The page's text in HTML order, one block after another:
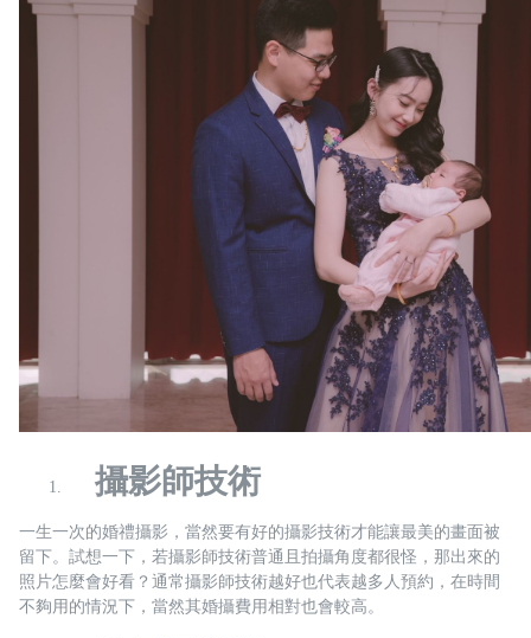
攝影師技術
一生一次的婚禮攝影，當然要有好的攝影技術才能讓最美的畫面被
留下。試想一下，若攝影師技術普通且拍攝角度都很怪，那出來的
照片怎麼會好看？通常攝影師技術越好也代表越多人預約，在時間
不夠用的情況下，當然其婚攝費用相對也會較高。